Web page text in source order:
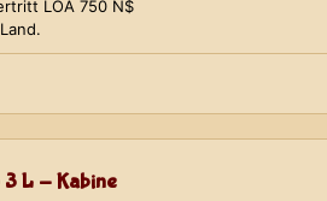
LOA 750 N$
3 L - Kabine